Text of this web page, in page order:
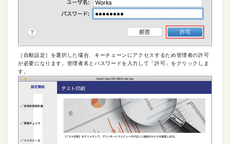
［自動設定］を選択した場合、キーチェーンにアクセスするため管理者の許可
が必要になります。管理者名とパスワードを入力して「許可」をクリックしま
す。